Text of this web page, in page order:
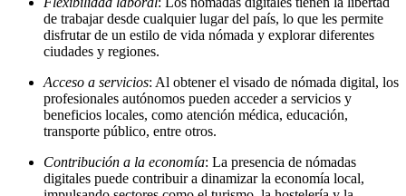
de trabajar desde cualquier lugar del país, lo que les permite
disfrutar de un estilo de vida nómada y explorar diferentes
ciudades y regiones.
Acceso a servicios: Al obtener el visado de nómada digital, los
profesionales autónomos pueden acceder a servicios y
beneficios locales, como atención médica, educación,
transporte público, entre otros.
Contribución a la economía: La presencia de nómadas
digitales puede contribuir a dinamizar la economía local,